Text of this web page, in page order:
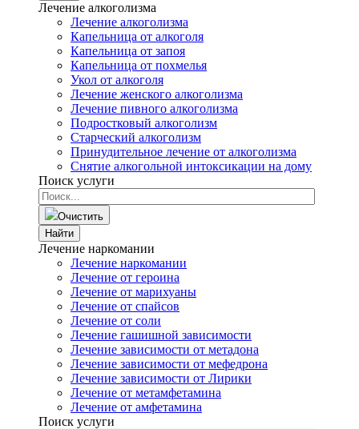
Лечение алкоголизма
Лечение алкоголизма
Капельница от алкоголя
Капельница от запоя
Капельница от похмелья
Укол от алкоголя
Лечение женского алкоголизма
Лечение пивного алкоголизма
Подростковый алкоголизм
Старческий алкоголизм
Принудительное лечение от алкоголизма
Снятие алкогольной интоксикации на дому
Поиск услуги
Очистить
Найти
Лечение наркомании
Лечение наркомании
Лечение от героина
Лечение от марихуаны
Лечение от спайсов
Лечение от соли
Лечение гашишной зависимости
Лечение зависимости от метадона
Лечение зависимости от мефедрона
Лечение зависимости от Лирики
Лечение от метамфетамина
Лечение от амфетамина
Поиск услуги